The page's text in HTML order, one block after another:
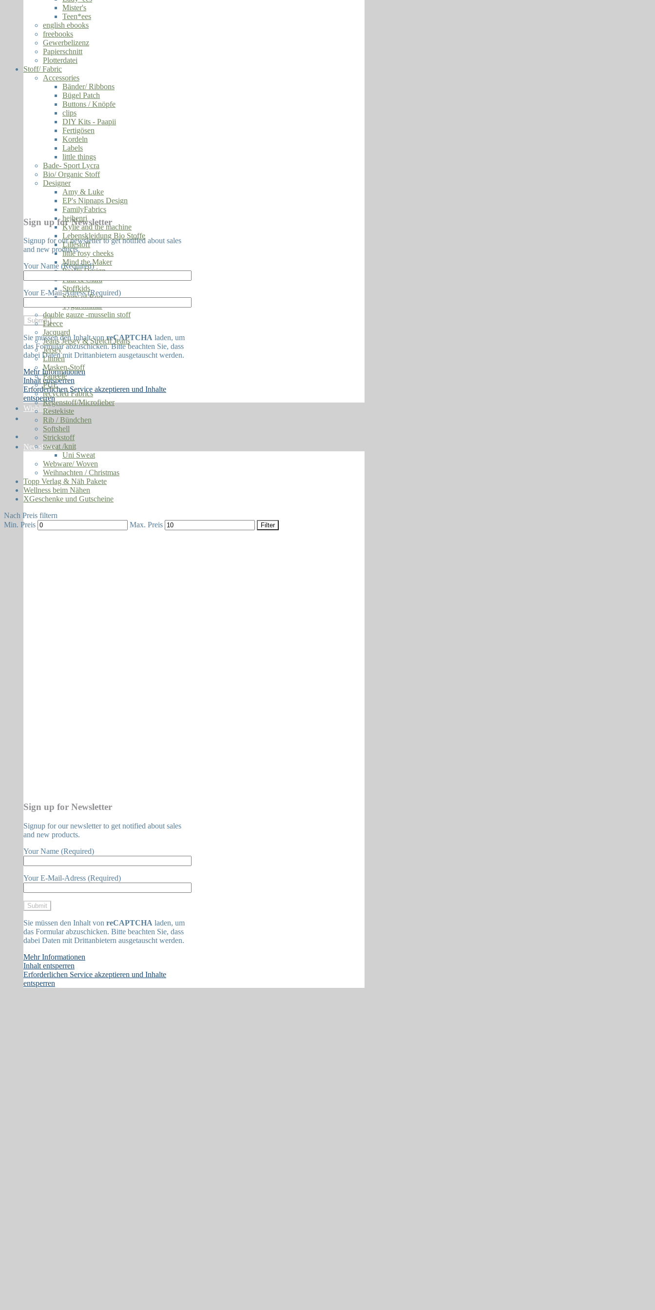
Sign up for Newsletter
Signup for our newsletter to get notified about sales
and new products.
Your Name (Required)
Your E-Mail-Adress (Required)
Sie müssen den Inhalt vonreCAPTCHA laden, um
das Formular abzuschicken. Bitte beachten Sie, dass
dabei Daten mit Drittanbietern ausgetauscht werden.
Mehr Informationen
Inhalt entsperren
Erforderlichen Service akzeptieren und Inhalte
entsperren
Wishlist
Newsletter
Sign up for Newsletter
Signup for our newsletter to get notified about sales
and new products.
Your Name (Required)
Your E-Mail-Adress (Required)
Sie müssen den Inhalt von reCAPTCHA laden, um
das Formular abzuschicken. Bitte beachten Sie, dass
dabei Daten mit Drittanbietern ausgetauscht werden.
Mehr Informationen
Inhalt entsperren
Erforderlichen Service akzeptieren und Inhalte
entsperren
Mister's
Teen*ees
english ebooks
freebooks
Gewerbelizenz
Papierschnitt
Plotterdatei
Stoff/ Fabric
Accessories
Bänder/ Ribbons
Bügel Patch
Buttons / Knöpfe
clips
DIY Kits - Paapii
Fertigösen
Kordeln
Labels
little things
Bade- Sport Lycra
Bio/ Organic Stoff
Designer
Amy & Luke
EP's Nipnaps Design
FamilyFabrics
hejhenri
Kylie and the machine
Lebenskleidung Bio Stoffe
Lillestoff
little rosy cheeks
Mind the Maker
PaaPii Design
Paul & Clara
Stoffkids
Story of Roo
Tygdrömmar
double gauze -musselin stoff
Fleece
Jacquard
Jeans Jersey & Stretch Jeans
Jersey
Linnen
Masken-Stoff
Paneele
PUL
recycled Fabrics
Regenstoff/Microfieber
Restekiste
Rib / Bündchen
Softshell
Strickstoff
sweat /knit
Uni Sweat
Webware/ Woven
Weihnachten / Christmas
Topp Verlag & Näh Pakete
Wellness beim Nähen
XGeschenke und Gutscheine
Nach Preis filtern
Min. Preis
Max. Preis Filter